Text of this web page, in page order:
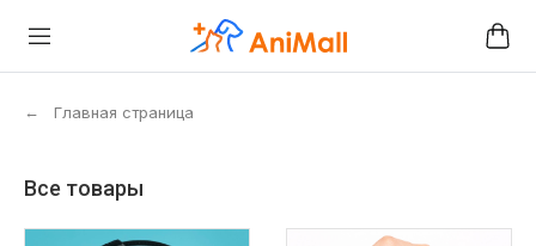
← Главная страница
Все товары